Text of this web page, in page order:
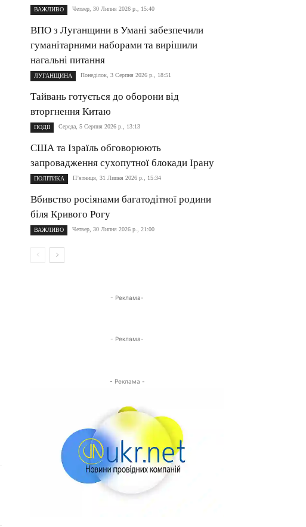
ВАЖЛИВО Четвер, 30 Липня 2026 р., 15:40
ВПО з Луганщини в Умані забезпечили
гуманітарними наборами та вирішили
нагальні питання
ЛУГАНЩИНА Понеділок, 3 Серпня 2026 р., 18:51
Тайвань готується до оборони від
вторгнення Китаю
ПОДІЇ Середа, 5 Серпня 2026 р., 13:13
США та Ізраїль обговорюють
запровадження сухопутної блокади Ірану
ПОЛІТИКА П’ятниця, 31 Липня 2026 р., 15:34
Вбивство росіянами багатодітної родини
біля Кривого Рогу
ВАЖЛИВО Четвер, 30 Липня 2026 р., 21:00
- Реклама-
- Реклама-
- Реклама -